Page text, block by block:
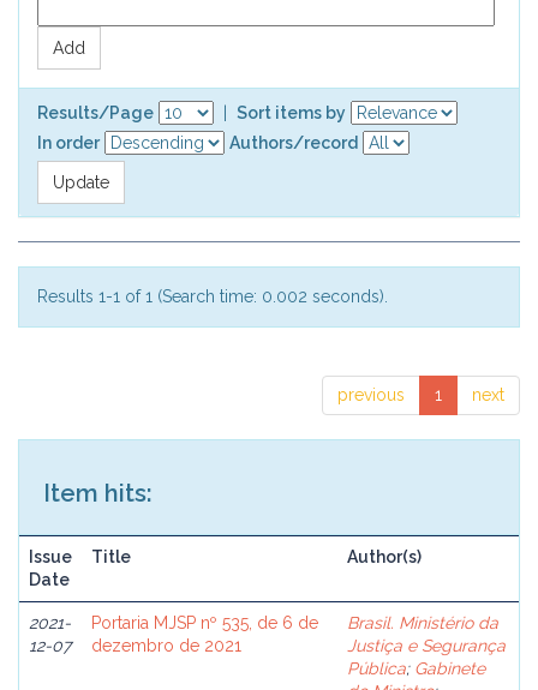
Results/Page
Sort items by
In order
Authors/record
Results 1-1 of 1 (Search time: 0.002 seconds).
previous 1 next
Item hits:
Issue
Date
Title Author(s)
2021-
12-07
Portaria MJSP nº 535, de 6 de
dezembro de 2021
Brasil. Ministério da
Justiça e Segurança
Pública; Gabinete